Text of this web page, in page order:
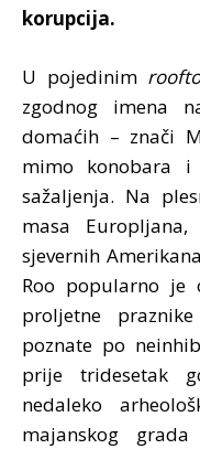
korupcija.
U pojedinim
zgodnog imena
domaćih – znači
mimo konobara i
sažaljenja. Na
masa
sjevernih
Roo popularno je
proljetne
poznate po
prije tridesetak
nedaleko
majanskog